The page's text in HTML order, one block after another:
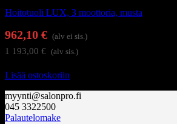
Hoitotuoli LUX, 3 moottoria, musta
962,10 € (alv ei sis.)
1 193,00 € (alv sis.)
Lisää ostoskoriin
myynti@salonpro.fi
045 3322500
Palautelomake